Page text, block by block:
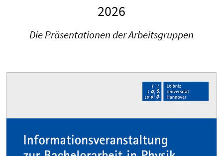
2026
Die Präsentationen der Arbeitsgruppen